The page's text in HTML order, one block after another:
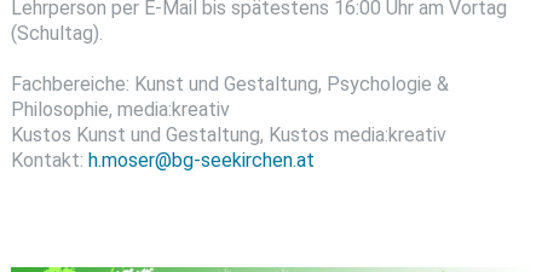
Lehrperson per E-Mail bis spätestens 16:00 Uhr am Vortag
(Schultag).
Fachbereiche: Kunst und Gestaltung, Psychologie &
Philosophie, media:kreativ
Kustos Kunst und Gestaltung, Kustos media:kreativ
Kontakt: h.moser@bg-seekirchen.at